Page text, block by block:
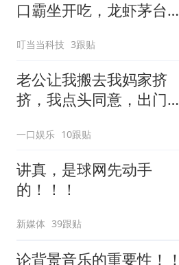
口霸坐开吃，龙虾茅台点
叮当当科技 3跟贴
老公让我搬去我妈家挤
挤，我点头同意，出门时
把车钥匙
一口娱乐 10跟贴
讲真，是球网先动手
的！！！
新媒体 39跟贴
论背景音乐的重要性！！